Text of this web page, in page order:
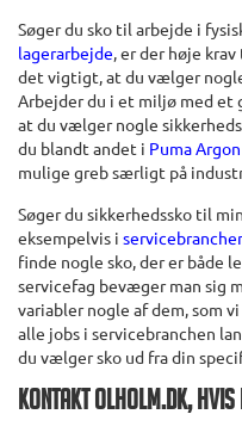
Søger du sko til arbejde i
lagerarbejde, er der høje
det vigtigt, at du vælger
Arbejder du i et miljø med et
at du vælger nogle
du blandt andet i Puma
mulige greb særligt på
Søger du sikkerhedssko til
eksempelvis i
finde nogle sko, der er både
servicefag bevæger man sig
variabler nogle af dem, som
alle jobs i servicebranchen
du vælger sko ud fra din
KONTAKT OLHOLM.DK,